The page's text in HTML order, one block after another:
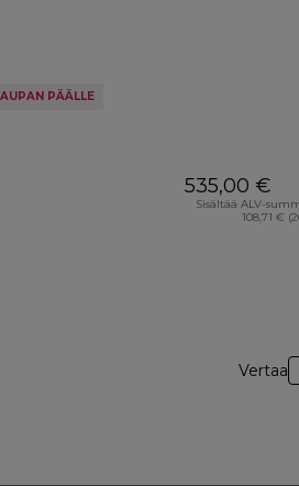
PÄÄLLE
535,00 €
Sisältää ALV-
108,71 €
Vertaa